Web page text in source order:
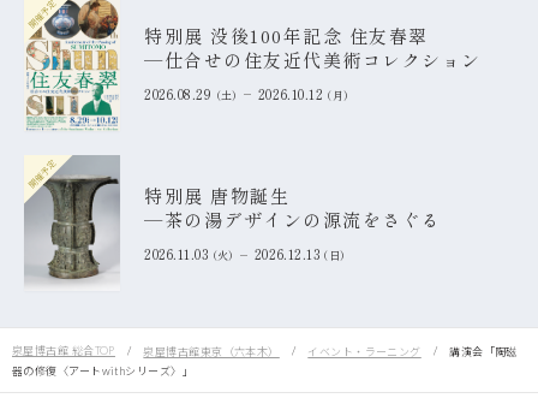
開催予定
特別展 没後100年記念 住友春翠
―仕合せの住友近代美術コレクション
2026.08.29 土 2026.10.12 月
開催予定
特別展 唐物誕生
―茶の湯デザインの源流をさぐる
2026.11.03 火 2026.12.13 日
泉屋博古館 総合TOP 泉屋博古館東京（六本木） イベント・ラーニング
講演会「陶磁
器の修復〈アートwithシリーズ〉」